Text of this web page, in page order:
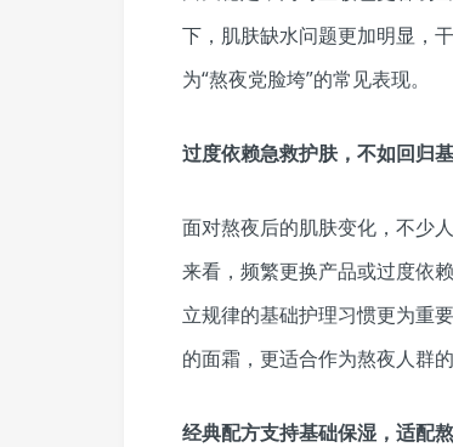
下，肌肤缺水问题更加明显，
为“熬夜党脸垮”的常见表现。
过度依赖急救护肤，不如回归
面对熬夜后的肌肤变化，不少人
来看，频繁更换产品或过度依
立规律的基础护理习惯更为重
的面霜，更适合作为熬夜人群
经典配方支持基础保湿，适配